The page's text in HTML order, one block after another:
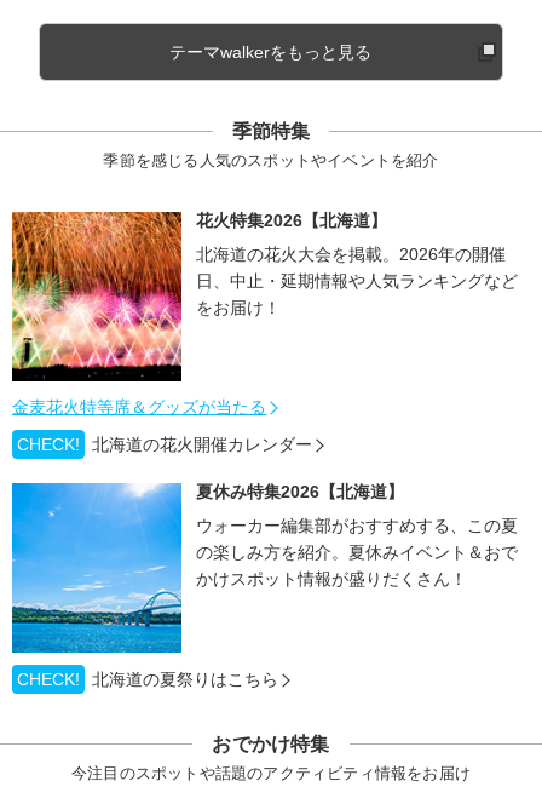
テーマwalkerをもっと見る
季節特集
季節を感じる人気のスポットやイベントを紹介
花火特集2026【北海道】
北海道の花火大会を掲載。2026年の開催
日、中止・延期情報や人気ランキングなど
をお届け！
金麦花火特等席＆グッズが当たる
CHECK!
北海道の花火開催カレンダー
夏休み特集2026【北海道】
ウォーカー編集部がおすすめする、この夏
の楽しみ方を紹介。夏休みイベント＆おで
かけスポット情報が盛りだくさん！
CHECK! 北海道の夏祭りはこちら
おでかけ特集
今注目のスポットや話題のアクティビティ情報をお届け